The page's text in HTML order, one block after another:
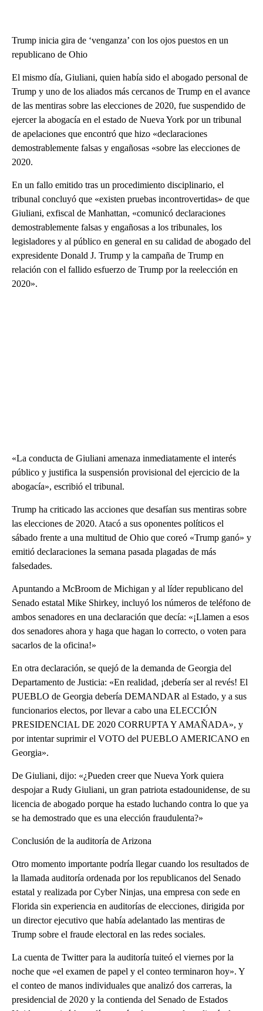
Trump inicia gira de ‘venganza’ con los ojos puestos en un
republicano de Ohio
El mismo día, Giuliani, quien había sido el abogado personal de
Trump y uno de los aliados más cercanos de Trump en el avance
de las mentiras sobre las elecciones de 2020, fue suspendido de
ejercer la abogacía en el estado de Nueva York por un tribunal
de apelaciones que encontró que hizo «declaraciones
demostrablemente falsas y engañosas «sobre las elecciones de
2020.
En un fallo emitido tras un procedimiento disciplinario, el
tribunal concluyó que «existen pruebas incontrovertidas» de que
Giuliani, exfiscal de Manhattan, «comunicó declaraciones
demostrablemente falsas y engañosas a los tribunales, los
legisladores y al público en general en su calidad de abogado del
expresidente Donald J. Trump y la campaña de Trump en
relación con el fallido esfuerzo de Trump por la reelección en
2020».
«La conducta de Giuliani amenaza inmediatamente el interés
público y justifica la suspensión provisional del ejercicio de la
abogacía», escribió el tribunal.
Trump ha criticado las acciones que desafían sus mentiras sobre
las elecciones de 2020. Atacó a sus oponentes políticos el
sábado frente a una multitud de Ohio que coreó «Trump ganó» y
emitió declaraciones la semana pasada plagadas de más
falsedades.
Apuntando a McBroom de Michigan y al líder republicano del
Senado estatal Mike Shirkey, incluyó los números de teléfono de
ambos senadores en una declaración que decía: «¡Llamen a esos
dos senadores ahora y haga que hagan lo correcto, o voten para
sacarlos de la oficina!»
En otra declaración, se quejó de la demanda de Georgia del
Departamento de Justicia: «En realidad, ¡debería ser al revés! El
PUEBLO de Georgia debería DEMANDAR al Estado, y a sus
funcionarios electos, por llevar a cabo una ELECCIÓN
PRESIDENCIAL DE 2020 CORRUPTA Y AMAÑADA», y
por intentar suprimir el VOTO del PUEBLO AMERICANO en
Georgia».
De Giuliani, dijo: «¿Pueden creer que Nueva York quiera
despojar a Rudy Giuliani, un gran patriota estadounidense, de su
licencia de abogado porque ha estado luchando contra lo que ya
se ha demostrado que es una elección fraudulenta?»
Conclusión de la auditoría de Arizona
Otro momento importante podría llegar cuando los resultados de
la llamada auditoría ordenada por los republicanos del Senado
estatal y realizada por Cyber Ninjas, una empresa con sede en
Florida sin experiencia en auditorías de elecciones, dirigida por
un director ejecutivo que había adelantado las mentiras de
Trump sobre el fraude electoral en las redes sociales.
La cuenta de Twitter para la auditoría tuiteó el viernes por la
noche que «el examen de papel y el conteo terminaron hoy». Y
el conteo de manos individuales que analizó dos carreras, la
presidencial de 2020 y la contienda del Senado de Estados